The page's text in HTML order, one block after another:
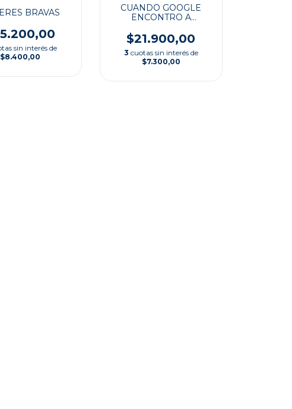
BRAVAS
sin interés de
$8.400,00
CUANDO GOOGLE
ENCONTRO A
$21.900,00
3 cuotas sin interés de
$7.300,00